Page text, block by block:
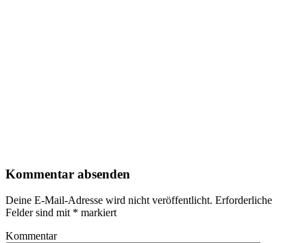
Kommentar absenden
Deine E-Mail-Adresse wird nicht veröffentlicht. Erforderliche
Felder sind mit * markiert
Kommentar